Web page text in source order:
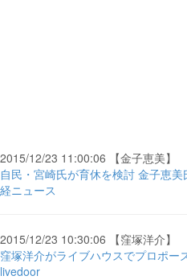
2015/12/23 11:00:06 【金子恵美】
自民・宮崎氏が育休を検討 金子恵
経ニュース
2015/12/23 10:30:06 【窪塚洋介】
窪塚洋介がライブハウスでプロポー
livedoor